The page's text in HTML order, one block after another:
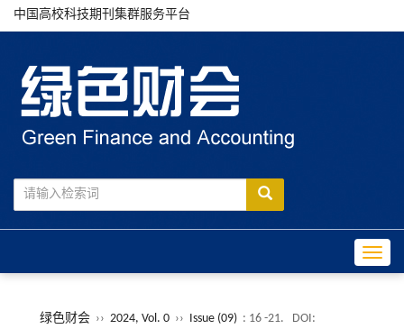
中国高校科技期刊集群服务平台
绿色财会 ›› 2024, Vol. 0 ›› Issue (09) : 16 -21.
DOI: